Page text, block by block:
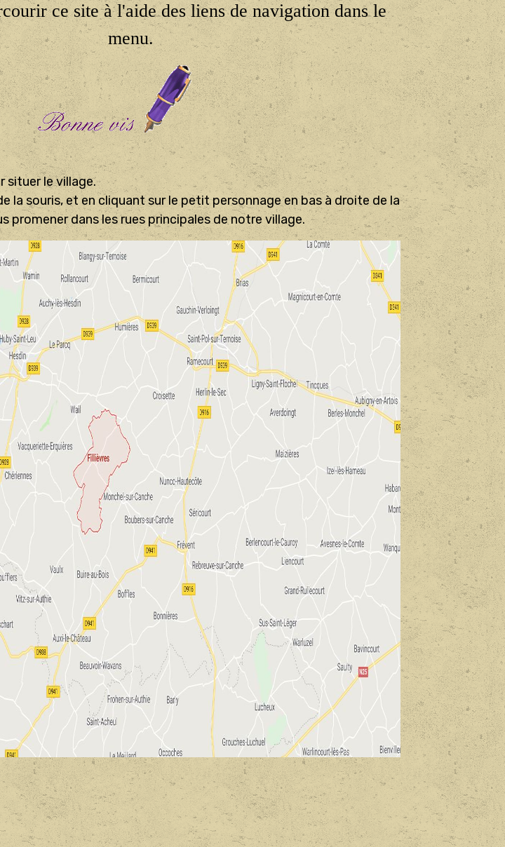
ce site à l'aide des liens de navigation dans le
menu.
situer le village.
la souris, et en cliquant sur le petit personnage en bas à droite de la
promener dans les rues principales de notre village.